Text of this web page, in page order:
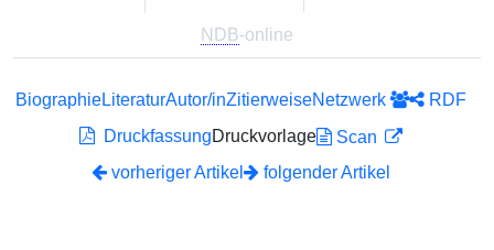
NDB-online
BiographieLiteraturAutor/inZitierweiseNetzwerk
RDF
DruckfassungDruckvorlage
Scan
vorheriger Artikel
folgender Artikel